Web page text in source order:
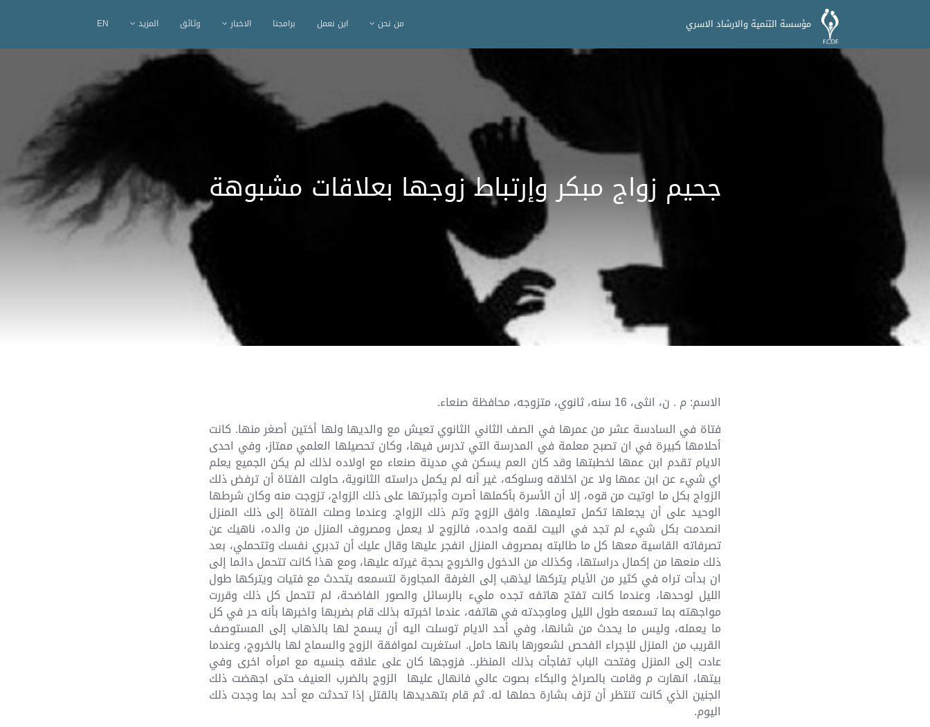
مؤسسة التنمية والارشاد الاسري من نحن اين نعمل برامجنا الاخبار وثائق المزيد EN
جحيم زواج مبكر وإرتباط زوجها بعلاقات مشبوهة
الاسم: م . ن، انثى، 16 سنه، ثانوي، متزوجه، محافظة صنعاء.
فتاة في السادسة عشر من عمرها في الصف الثاني الثانوي تعيش مع والديها ولها أختين أصغر منها. كانت
أحلامها كبيرة في ان تصبح معلمة في المدرسة التي تدرس فيها، وكان تحصيلها العلمي ممتاز، وفي احدى
الايام تقدم ابن عمها لخطبتها وقد كان العم يسكن في مدينة صنعاء مع اولاده لذلك لم يكن الجميع يعلم
اي شيء عن ابن عمها ولا عن اخلاقه وسلوكه، غير أنه لم يكمل دراسته الثانوية، حاولت الفتاة أن ترفض ذلك
الزواج بكل ما اوتيت من قوه، إلا أن الأسرة بأكملها أصرت وأجبرتها على ذلك الزواج، تزوجت منه وكان شرطها
الوحيد على أن يجعلها تكمل تعليمها. وافق الزوج وتم ذلك الزواج. وعندما وصلت الفتاة إلى ذلك المنزل
انصدمت بكل شيء لم تجد في البيت لقمه واحده، فالزوج لا يعمل ومصروف المنزل من والده، ناهيك عن
تصرفاته القاسية معها كل ما طالبته بمصروف المنزل انفجر عليها وقال عليك أن تدبري نفسك وتتحملي، بعد
ذلك منعها من إكمال دراستها، وكذلك من الدخول والخروج بحجة غيرته عليها، ومع هذا كانت تتحمل دائما إلى
ان بدأت تراه في كثير من الأيام يتركها ليذهب إلى الغرفة المجاورة لتسمعه يتحدث مع فتيات ويتركها طول
الليل لوحدها، وعندما كانت تفتح هاتفه تجده مليء بالرسائل والصور الفاضحة، لم تتحمل كل ذلك وقررت
مواجهته بما تسمعه طول الليل وماوجدته في هاتفه، عندما اخبرته بذلك قام بضربها واخبرها بأنه حر في كل
ما يعمله، وليس ما يحدث من شانها، وفي أحد الايام توسلت اليه أن يسمح لها بالذهاب إلى المستوصف
القريب من المنزل للإجراء الفحص لشعورها بانها حامل. استغربت لموافقة الزوج والسماح لها بالخروج، وعندما
عادت إلى المنزل وفتحت الباب تفاجأت بذلك المنظر.. فزوجها كان على علاقه جنسيه مع امرأه اخرى وفي
بيتها، انهارت م وقامت بالصراخ والبكاء بصوت عالي فانهال عليها الزوج بالضرب العنيف حتى اجهضت ذلك
الجنين الذي كانت تنتظر أن تزف بشارة حملها له. ثم قام بتهديدها بالقتل إذا تحدثت مع أحد بما وجدت ذلك
اليوم.